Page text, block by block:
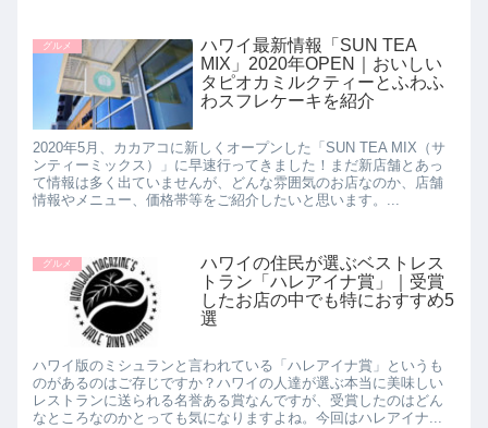
グルメ
ハワイ最新情報「SUN TEA
MIX」2020年OPEN｜おいしい
タピオカミルクティーとふわふ
わスフレケーキを紹介
2020年5月、カカアコに新しくオープンした「SUN TEA MIX（サ
ンティーミックス）」に早速行ってきました！まだ新店舗とあっ
て情報は多く出ていませんが、どんな雰囲気のお店なのか、店舗
情報やメニュー、価格帯等をご紹介したいと思います。...
グルメ
ハワイの住民が選ぶベストレス
トラン「ハレアイナ賞」｜受賞
したお店の中でも特におすすめ5
選
ハワイ版のミシュランと言われている「ハレアイナ賞」というも
のがあるのはご存じですか？ハワイの人達が選ぶ本当に美味しい
レストランに送られる名誉ある賞なんですが、受賞したのはどん
なところなのかとっても気になりますよね。今回はハレアイナ...